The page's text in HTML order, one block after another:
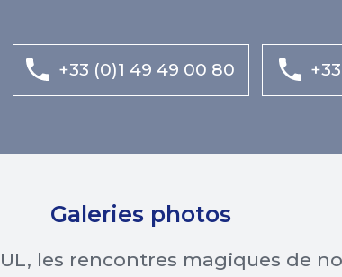
+33 (0)1 49 49 00 80
Galeries photos
les rencontres magiques de